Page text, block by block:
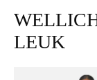
LEUK